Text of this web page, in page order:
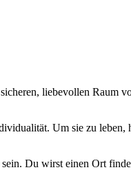
liebevollen Raum
Um sie zu
Du wirst einen Ort